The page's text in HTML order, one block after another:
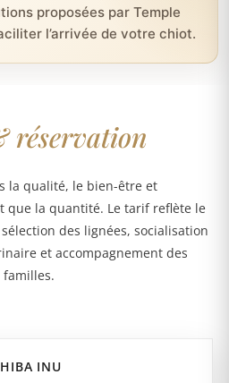
proposées par Temple
l’arrivée de votre chiot.
réservation
la qualité, le bien-être et
que la quantité. Le tarif reflète le
des lignées, socialisation
et accompagnement des
familles.
INU